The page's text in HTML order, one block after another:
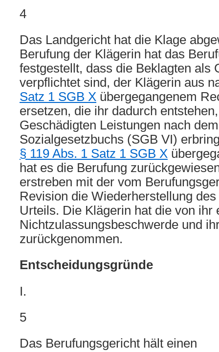
4
Das Landgericht hat die Klage
Berufung der Klägerin hat das
festgestellt, dass die Beklagten als
verpflichtet sind, der Klägerin aus
Satz 1 SGB X übergegangenem
ersetzen, die ihr dadurch
Geschädigten Leistungen nach
Sozialgesetzbuchs (SGB VI)
§ 119 Abs. 1 Satz 1 SGB X
hat es die Berufung
erstreben mit der vom
Revision die Wiederherstellung
Urteils. Die Klägerin hat die von ihr
Nichtzulassungsbeschwerde und
zurückgenommen.
Entscheidungsgründe
I.
5
Das Berufungsgericht hält einen